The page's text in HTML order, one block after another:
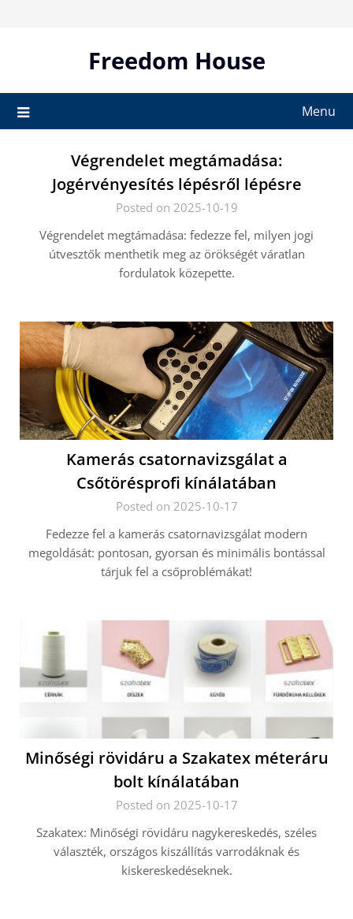
Freedom House
Menu
Végrendelet megtámadása:
Jogérvényesítés lépésről lépésre
Posted on 2025-10-19
Végrendelet megtámadása: fedezze fel, milyen jogi
útvesztők menthetik meg az örökségét váratlan
fordulatok közepette.
Kamerás csatornavizsgálat a
Csőtörésprofi kínálatában
Posted on 2025-10-17
Fedezze fel a kamerás csatornavizsgálat modern
megoldását: pontosan, gyorsan és minimális bontással
tárjuk fel a csőproblémákat!
Minőségi rövidáru a Szakatex méteráru
bolt kínálatában
Posted on 2025-10-17
Szakatex: Minőségi rövidáru nagykereskedés, széles
választék, országos kiszállítás varrodáknak és
kiskereskedéseknek.